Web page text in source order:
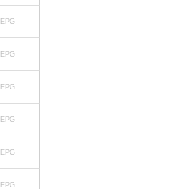
EPG
EPG
EPG
EPG
EPG
EPG